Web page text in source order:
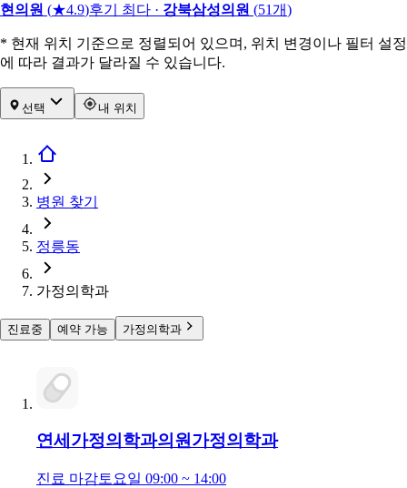
현의원 (★4.9)후기 최다 · 강북삼성의원 (51개)
* 현재 위치 기준으로 정렬되어 있으며, 위치 변경이나 필터 설정
에 따라 결과가 달라질 수 있습니다.
선택 내 위치
병원 찾기
정릉동
가정의학과
진료중 예약 가능 가정의학과
연세가정의학과의원가정의학과
진료 마감토요일 09:00 ~ 14:00